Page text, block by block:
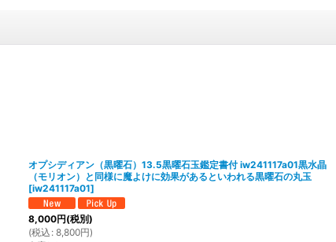
オプシディアン（黒曜石）13.5黒曜石玉鑑定書付 iw241117a01黒水晶
（モリオン）と同様に魔よけに効果があるといわれる黒曜石の丸玉
[iw241117a01]
8,000円(税別)
(税込 : 8,800円)